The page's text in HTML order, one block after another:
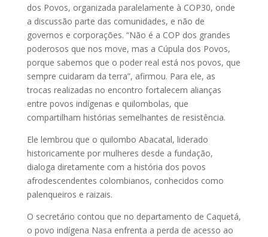
dos Povos, organizada paralelamente à COP30, onde
a discussão parte das comunidades, e não de
governos e corporações. “Não é a COP dos grandes
poderosos que nos move, mas a Cúpula dos Povos,
porque sabemos que o poder real está nos povos, que
sempre cuidaram da terra”, afirmou. Para ele, as
trocas realizadas no encontro fortalecem alianças
entre povos indígenas e quilombolas, que
compartilham histórias semelhantes de resistência.
Ele lembrou que o quilombo Abacatal, liderado
historicamente por mulheres desde a fundação,
dialoga diretamente com a história dos povos
afrodescendentes colombianos, conhecidos como
palenqueiros e raizais.
O secretário contou que no departamento de Caquetá,
o povo indígena Nasa enfrenta a perda de acesso ao